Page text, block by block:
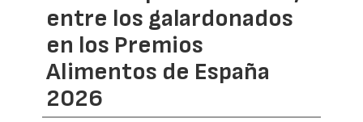
entre los galardonados
en los Premios
Alimentos de España
2026